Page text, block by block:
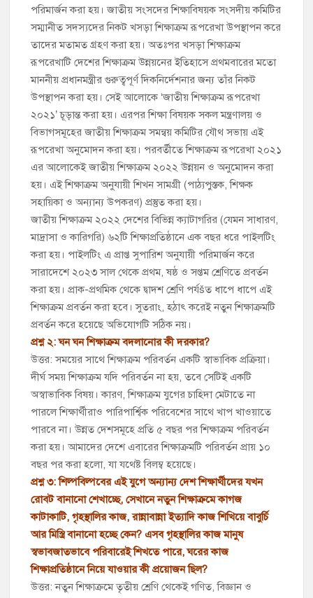
পরিমার্জন করা হয়। জাতীয় সংসদের শিক্ষাবিষয়ক সংসদীয় কমিটির
সম্মানীত সদস্যদের নিকট খসড়া শিক্ষাক্রম রূপরেখা উপস্থাপন করে
তাদের মতামত গ্রহণ করা হয়। অতঃপর খসড়া শিক্ষাক্রম
রূপরেখাটি দেশের শিক্ষাক্রম উন্নয়নের ইতিহাসে প্রথমবারের মতো
মাননীয় প্রধানমন্ত্রীর গুরুত্বপূর্ণ দিকনির্দেশনার জন্য তাঁর নিকট
উপস্থাপন করা হয়। সেই আলোকে ‘জাতীয় শিক্ষাক্রম রূপরেখা
২০২১’ চূড়ান্ত করা হয়। এরপর শিক্ষা বিষয়ক সকল মন্ত্রণালয় ও
বিভাগসমূহের জাতীয় শিক্ষাক্রম সমন্বয় কমিটির যৌথ সভায় এই
রূপরেখা অনুমোদন করা হয়। পরবর্তীতে শিক্ষাক্রম রূপরেখা ২০২১
এর আলোকেই জাতীয় শিক্ষাক্রম ২০২২ উন্নয়ন ও অনুমোদন করা
হয়। এই শিক্ষাক্রম অনুযায়ী শিখন সামগ্রী (পাঠ্যপুস্তক, শিক্ষক
সহায়িকা ও অন্যান্য উপকরণ) প্রস্তুত করা হয়।
জাতীয় শিক্ষাক্রম ২০২২ দেশের বিভিন্ন ক্যাটাগরির (যেমন সাধারণ,
মাদ্রাসা ও কারিগরি) ৬২টি শিক্ষাপ্রতিষ্ঠানে এক বছর ধরে পাইলটিং
করা হয়। পাইলটিং এ প্রাপ্ত সুপারিশ অনুযায়ী পরিমার্জন করে
সারাদেশে ২০২৩ সাল থেকে প্রথম, ষষ্ঠ ও সপ্তম শ্রেণিতে প্রবর্তন
করা হয়। প্রাক-প্রথমিক থেকে দ্বাদশ শ্রেণি পর্যšত ধাপে ধাপে এই
শিক্ষাক্রম প্রবর্তন করা হবে। সুতরাং, হঠাৎ করেই নতুন শিক্ষাক্রমটি
প্রবর্তন করে হয়েছে অভিযোগটি সঠিক নয়।
প্রশ্ন ২: ঘন ঘন শিক্ষাক্রম বদলানোর কী দরকার?
উত্তর: সময়ের সাথে শিক্ষাক্রম পরিবর্তন একটি স্বাভাবিক প্রক্রিয়া।
দীর্ঘ সময় শিক্ষাক্রম যদি পরিবর্তন না হয়, তবে সেটিই একটি
অস্বাভাবিক বিষয়। কারণ, শিক্ষাক্রম যুগের চাহিদা মেটাতে না
পারলে শিক্ষার্থীরাও পারিপার্শ্বিক পরিবেশের সাথে খাপ খাওয়াতে
পারবে না। উন্নত দেশসমূহে প্রতি ৫ বছর পর শিক্ষাক্রম পরিবর্তন
করা হয়। আমাদের দেশে এবারের শিক্ষাক্রমটি পরিবর্তন প্রায় ১০
বছর পর করা হলো, যা যথেষ্ট বিলম্ব হয়েছে।
প্রশ্ন ৩: শিল্পবিল্পবের এই যুগে অন্যান্য দেশ শিক্ষার্থীদের যখন
রোবট বানানো শেখাচ্ছে, সেখানে নতুন শিক্ষাক্রমে কাগজ
কাটাকাটি, গৃহস্থালির কাজ, রান্নাবান্না ইত্যাদি কাজ শিখিয়ে বাবুর্চি
আর মিস্ত্রি বানানো হচ্ছে কেন? এসব গৃহস্থালির কাজ মানুষ
স্বভাবজাতভাবে পরিবারেই শিখতে পারে, ঘরের কাজ
শিক্ষাপ্রতিষ্ঠানে নিয়ে যাওয়ার কী প্রয়োজন ছিল?
উত্তর: নতুন শিক্ষাক্রমে তৃতীয় শ্রেণি থেকেই গণিত, বিজ্ঞান ও